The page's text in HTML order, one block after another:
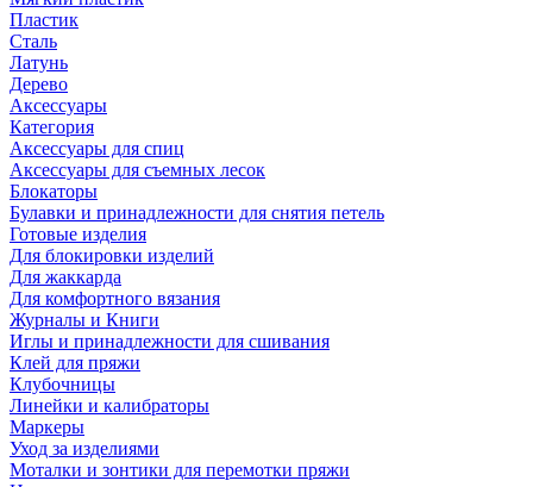
Пластик
Сталь
Латунь
Дерево
Аксессуары
Категория
Аксессуары для спиц
Аксессуары для съемных лесок
Блокаторы
Булавки и принадлежности для снятия петель
Готовые изделия
Для блокировки изделий
Для жаккарда
Для комфортного вязания
Журналы и Книги
Иглы и принадлежности для сшивания
Клей для пряжи
Клубочницы
Линейки и калибраторы
Маркеры
Уход за изделиями
Моталки и зонтики для перемотки пряжи